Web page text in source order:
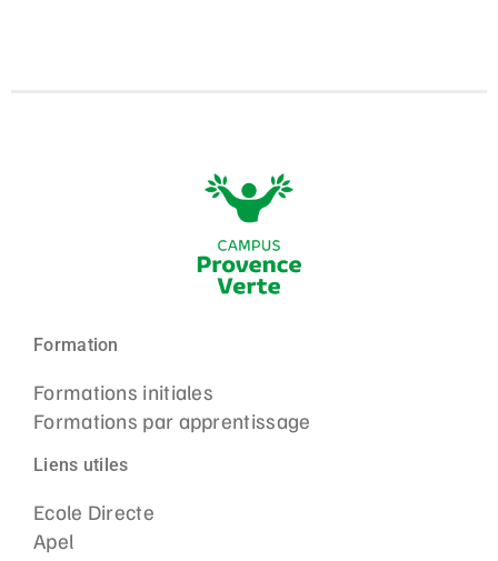
Formation
Formations initiales
Formations par apprentissage
Liens utiles
Ecole Directe
Apel